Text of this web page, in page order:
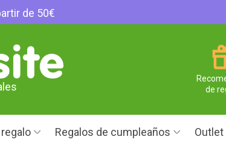
de 50€
de
Regalos de cumpleaños Outlet